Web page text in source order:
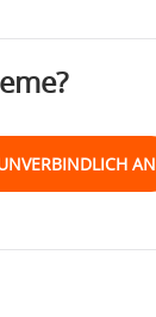
AN